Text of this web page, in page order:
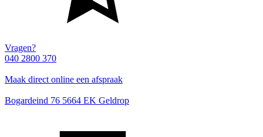
Vragen?
040 2800 370
Maak direct online een afspraak
Bogardeind 76 5664 EK Geldrop